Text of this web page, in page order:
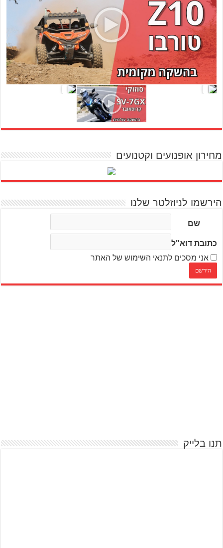
מחירון אופנועים וקטנועים
הירשמו לניוזלטר שלנו
שם
כתובת דוא"ל
אני מסכים לתנאי השימוש של האתר
תנו בלייק